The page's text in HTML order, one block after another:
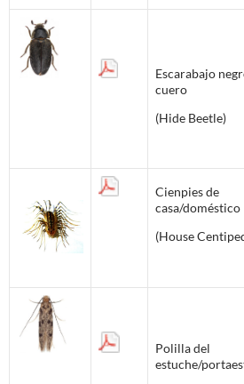
Escarabajo
cuero
(Hide Beetle)
Cienpies de
casa/doméstico
(House
Polilla del
estuche/